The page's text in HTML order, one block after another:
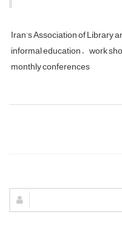
Iran’s Association of Library
informal education work
monthly conferences